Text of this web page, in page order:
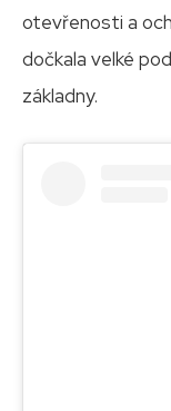
otevřenosti a
dočkala velké
základny.